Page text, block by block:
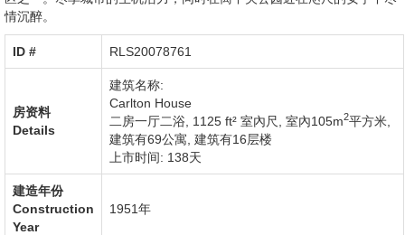
情沉醉。
ID #‎ RLS20078761
房资料
Details
建筑名称:
Carlton House
二房一厅二浴, 1125 ft² 室內尺 室內105m2平方米
建筑有69公寓 建筑有16层楼
上市时间: 138天
建造年份
Construction
Year
1951年